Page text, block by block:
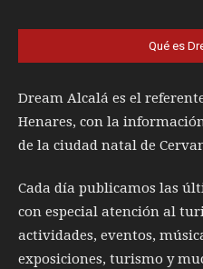
Qué es
Dream Alcalá es el
Henares, con la
de la ciudad natal de
Cada día publicamos las
con especial atención al
actividades, eventos,
exposiciones, turismo y